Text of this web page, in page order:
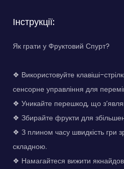
Інструкції:
Як грати у Фруктовий Спурт?
❖ Використовуйте клавіші-
сенсорне управління для
❖ Уникайте перешкод, що
❖ Збирайте фрукти для
❖ З плином часу швидкість гри
складною.
❖ Намагайтеся вижити